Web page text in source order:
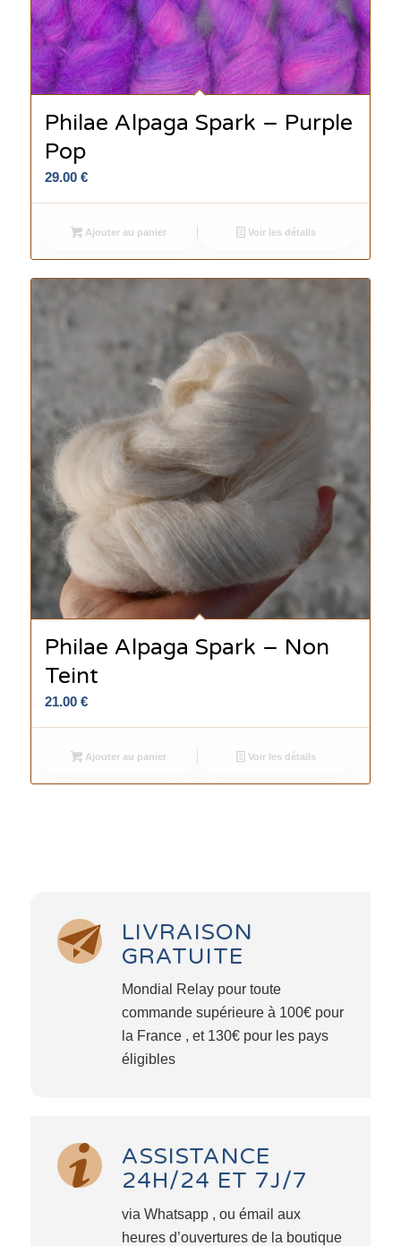
Philae Alpaga Spark – Purple
Pop
29.00 €
Ajouter au panier Voir les détails
Philae Alpaga Spark – Non
Teint
21.00 €
Ajouter au panier Voir les détails
LIVRAISON
GRATUITE
Mondial Relay pour toute
commande supérieure à 100€ pour
la France , et 130€ pour les pays
éligibles
ASSISTANCE
24H/24 ET 7J/7
via Whatsapp , ou émail aux
heures d’ouvertures de la boutique